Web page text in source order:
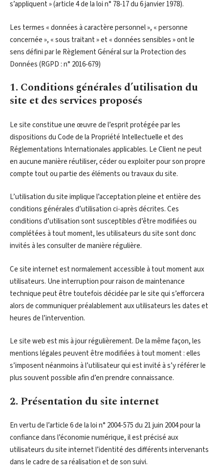
s’appliquent » (article 4 de la loi n° 78-17 du 6 janvier 1978).
Les termes « données à caractère personnel », « personne
concernée », « sous traitant » et « données sensibles » ont le
sens défini par le Règlement Général sur la Protection des
Données (RGPD : n° 2016-679)
1. Conditions générales d’utilisation du
site et des services proposés
Le site constitue une œuvre de l’esprit protégée par les
dispositions du Code de la Propriété Intellectuelle et des
Réglementations Internationales applicables. Le Client ne peut
en aucune manière réutiliser, céder ou exploiter pour son propre
compte tout ou partie des éléments ou travaux du site.
L’utilisation du site implique l’acceptation pleine et entière des
conditions générales d’utilisation ci-après décrites. Ces
conditions d’utilisation sont susceptibles d’être modifiées ou
complétées à tout moment, les utilisateurs du site sont donc
invités à les consulter de manière régulière.
Ce site internet est normalement accessible à tout moment aux
utilisateurs. Une interruption pour raison de maintenance
technique peut être toutefois décidée par le site qui s’efforcera
alors de communiquer préalablement aux utilisateurs les dates et
heures de l’intervention.
Le site web est mis à jour régulièrement. De la même façon, les
mentions légales peuvent être modifiées à tout moment : elles
s’imposent néanmoins à l’utilisateur qui est invité à s’y référer le
plus souvent possible afin d’en prendre connaissance.
2. Présentation du site internet
En vertu de l’article 6 de la loi n° 2004-575 du 21 juin 2004 pour la
confiance dans l’économie numérique, il est précisé aux
utilisateurs du site internet l’identité des différents intervenants
dans le cadre de sa réalisation et de son suivi.